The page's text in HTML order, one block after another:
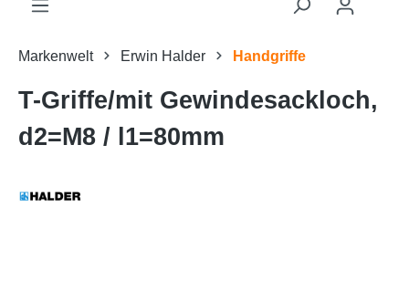
Markenwelt Erwin Halder Handgriffe
T-Griffe/mit Gewindesackloch,
d2=M8 / l1=80mm